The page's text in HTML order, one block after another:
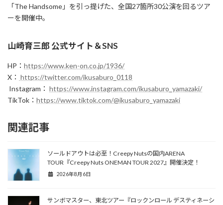
「The Handsome」を引っ提げた、全国27箇所30公演を回るツア
ーを開催中。
山崎育三郎 公式サイト＆SNS
HP： https://www.ken-on.co.jp/1936/
X： https://twitter.com/ikusaburo_0118
Instagram： https://www.instagram.com/ikusaburo_yamazaki/
TikTok： https://www.tiktok.com/@ikusaburo_yamazaki
関連記事
ソールドアウトは必至！Creepy Nutsの国内ARENA
TOUR『Creepy Nuts ONEMAN TOUR 2027』開催決定！
2026年8月6日
サンボマスター、東北ツアー『ロックンロール デスティネーシ